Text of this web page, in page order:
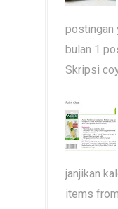
postingan
bulan 1
Skripsi
janjikan
items